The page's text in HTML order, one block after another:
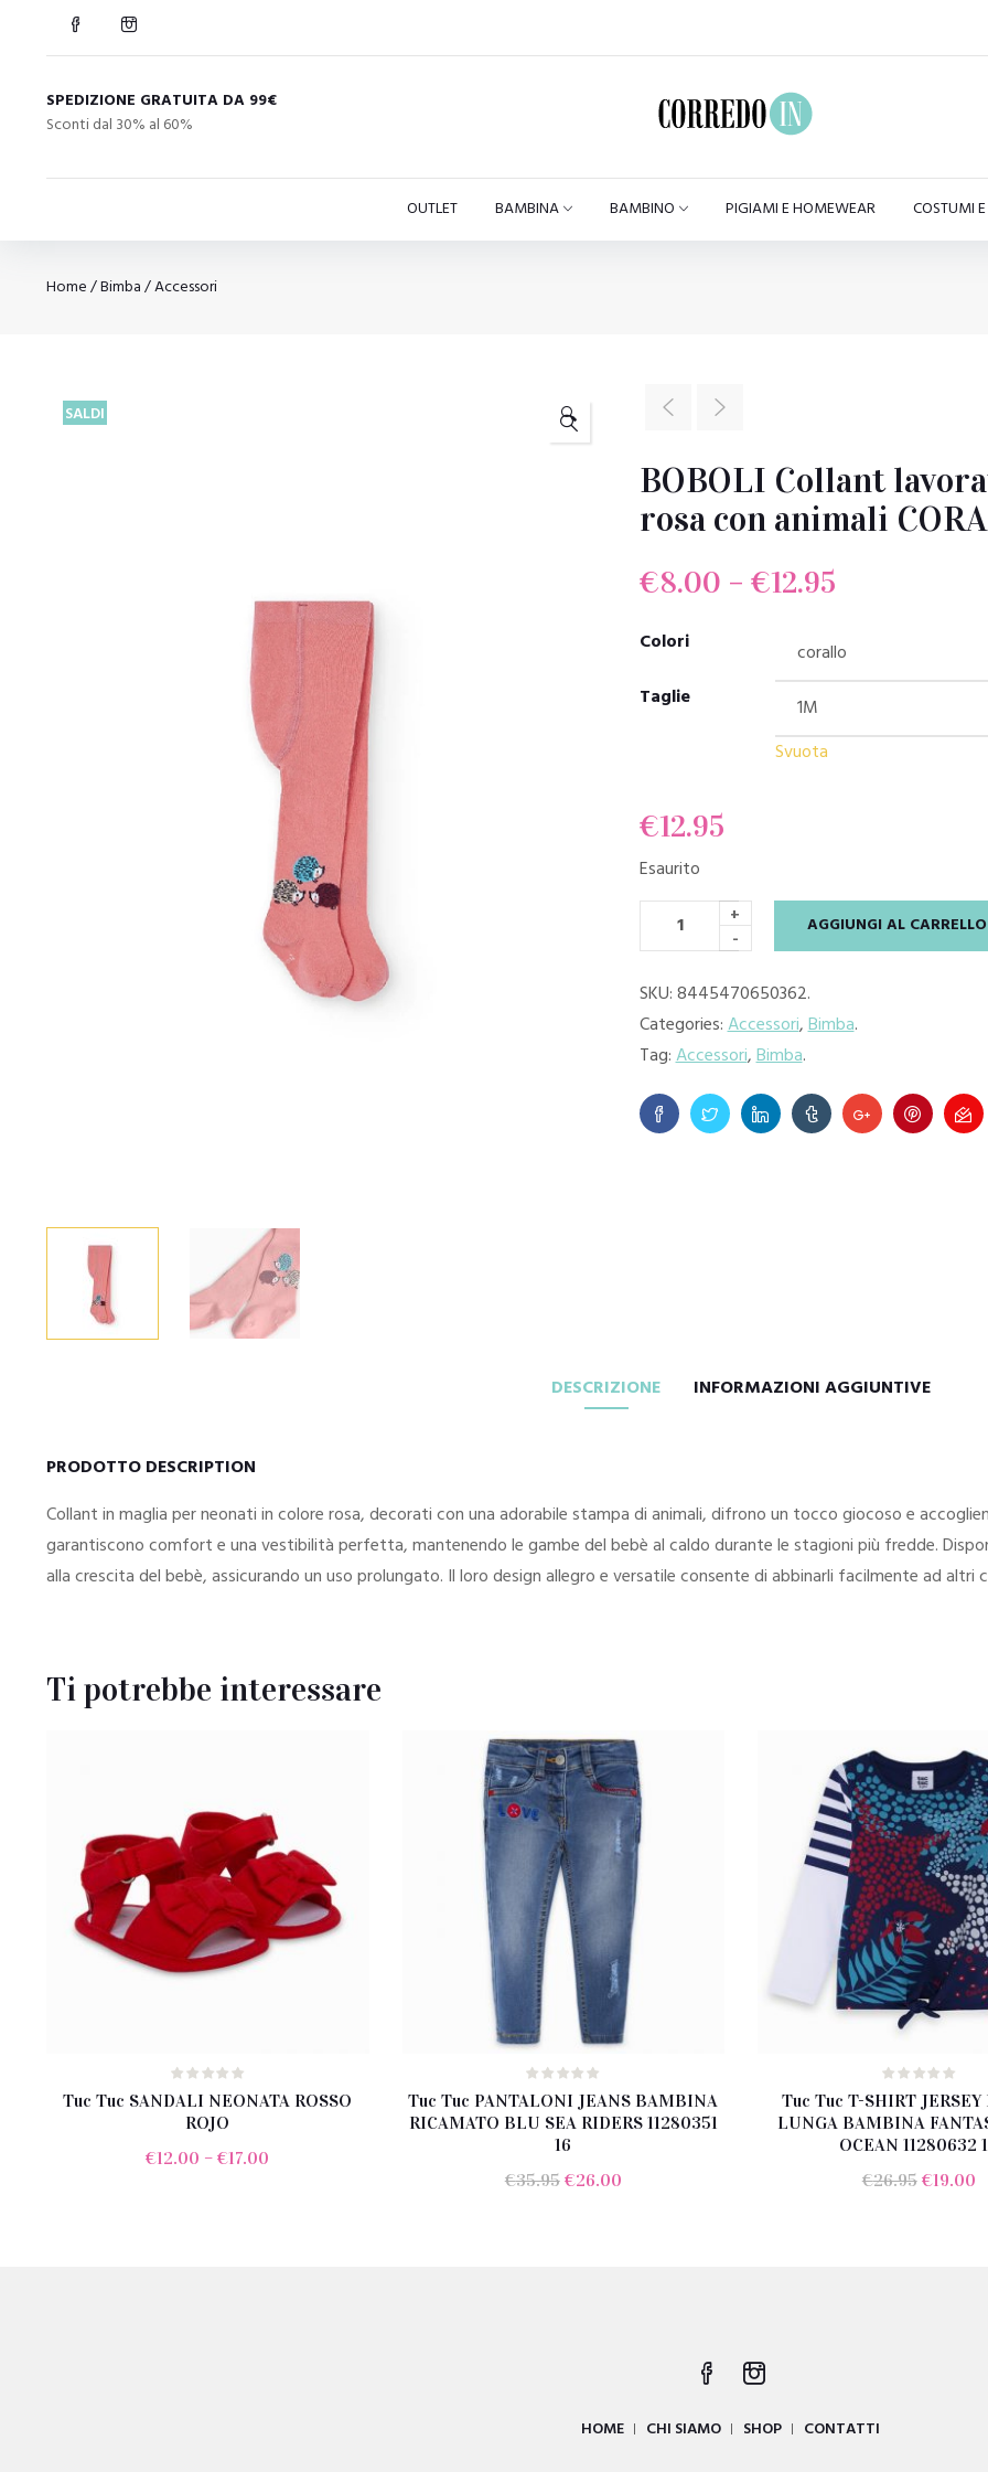
SPEDIZIONE GRATUITA DA 99€
Sconti dal 30% al 60%
OUTLET BAMBINA BAMBINO PIGIAMI E HOMEWEAR COSTUMI
Home/Bimba/Accessori
SALDI 🔍
BOBOLI Collant
rosa con animali
€8.00 – €12.95
Colori
Taglie
Svuota
€12.95
Esaurito
+
-
AGGIUNGI AL CARRELLO
SKU:8445470650362.
Categories:Accessori,Bimba.
Tag:Accessori,Bimba.
DESCRIZIONE INFORMAZIONI AGGIUNTIVE
PRODOTTO DESCRIPTION
Collant in maglia per neonati in colore rosa, decorati con una adorabile stampa di animali, difrono un tocco giocoso e
garantiscono comfort e una vestibilità perfetta, mantenendo le gambe del bebè al caldo durante le stagioni più fredde.
alla crescita del bebè, assicurando un uso prolungato. Il loro design allegro e versatile consente di abbinarli facilmente ad
Ti potrebbe interessare
Tuc Tuc SANDALI NEONATA ROSSO
ROJO
€12.00 –€17.00
Tuc Tuc PANTALONI JEANS BAMBINA
RICAMATO BLU SEA RIDERS 11280351
16
€35.95 Il
€26.00Il
Tuc Tuc T-SHIRT
LUNGA BAMBINA
OCEAN 11280632
€26.95 Il
€19.00Il
HOME CHI SIAMO SHOP
CONTATTI